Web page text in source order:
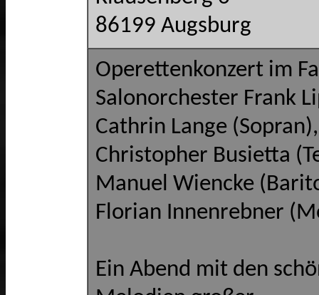
86199 Augsburg
Operettenkonzert im
Salonorchester Frank
Cathrin Lange (Sopran),
Christopher Busietta
Manuel Wiencke
Florian Innenrebner
Ein Abend mit den